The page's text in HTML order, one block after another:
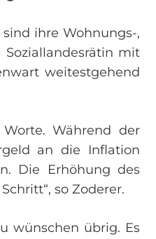
ihre Wohnungs-,
mit
weitestgehend
Während der
an die Inflation
Die Erhöhung des
so Zoderer.
wünschen übrig. Es